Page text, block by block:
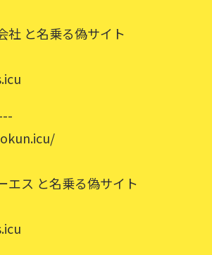
社 と名乗る偽サイト
エス と名乗る偽サイト